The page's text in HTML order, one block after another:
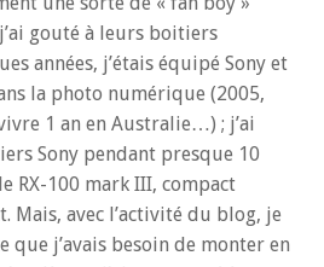
gouté à leurs boitiers
années, j’étais équipé Sony et
la photo numérique (2005,
1 an en Australie…) ; j’ai
Sony pendant presque 10
RX-100 mark III, compact
Mais, avec l’activité du blog, je
que j’avais besoin de monter en